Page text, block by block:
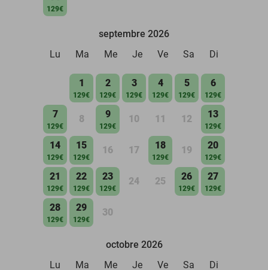
129€
septembre 2026
Lu
Ma Me Je Ve Sa Di
1
129€
2
129€
3
129€
4
129€
5
129€
6
129€
7
129€
8 9
129€
10 11 12 13
129€
14
129€
15
129€
16 17 18
129€
19 20
129€
21
129€
22
129€
23
129€
24 25 26
129€
27
129€
28
129€
29
129€
30
octobre 2026
Lu
Ma Me Je Ve Sa Di